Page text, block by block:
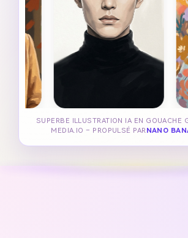
SUPERBE ILLUSTRATION IA EN GOUACHE
MEDIA.IO – PROPULSÉ PAR NANO